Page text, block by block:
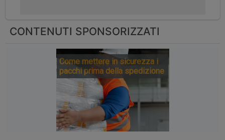
CONTENUTI SPONSORIZZATI
Come mettere in sicurezza i
pacchi prima della spedizione